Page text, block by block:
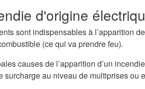
d'origine
sont indispensables à l’apparition
(ce qui va prendre feu).
causes de l’apparition d’un
surcharge au niveau de multiprises ou